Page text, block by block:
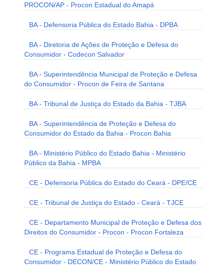
PROCON/AP - Procon Estadual do Amapá
BA - Defensoria Pública do Estado Bahia - DPBA
BA - Diretoria de Ações de Proteção e Defesa do
Consumidor - Codecon Salvador
BA - Superintendência Municipal de Proteção e Defesa
do Consumidor - Procon de Feira de Santana
BA - Tribunal de Justiça do Estado da Bahia - TJBA
BA - Superintendência de Proteção e Defesa do
Consumidor do Estado da Bahia - Procon Bahia
BA - Ministério Público do Estado Bahia - Ministério
Público da Bahia - MPBA
CE - Defensoria Pública do Estado do Ceará - DPE/CE
CE - Tribunal de Justiça do Estado - Ceará - TJCE
CE - Departamento Municipal de Proteção e Defesa dos
Direitos do Consumidor - Procon - Procon Fortaleza
CE - Programa Estadual de Proteção e Defesa do
Consumidor - DECON/CE - Ministério Público do Estado